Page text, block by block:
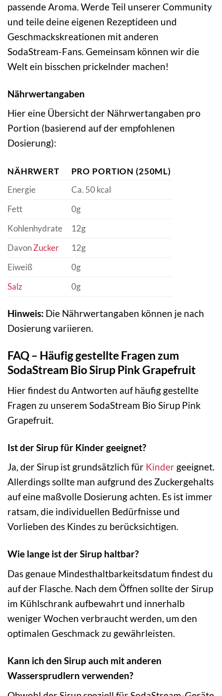
passende Aroma. Werde Teil unserer Community
und teile deine eigenen Rezeptideen und
Geschmackskreationen mit anderen
SodaStream-Fans. Gemeinsam können wir die
Welt ein bisschen prickelnder machen!
Nährwertangaben
Hier eine Übersicht der Nährwertangaben pro
Portion (basierend auf der empfohlenen
Dosierung):
NÄHRWERT
PRO PORTION (250ML)
Energie
Ca. 50 kcal
Fett
0g
Kohlenhydrate
12g
DavonZucker
12g
Eiweiß
0g
Salz
0g
Hinweis: Die Nährwertangaben können je nach
Dosierung variieren.
FAQ – Häufig gestellte Fragen zum
SodaStream Bio Sirup Pink Grapefruit
Hier findest du Antworten auf häufig gestellte
Fragen zu unserem SodaStream Bio Sirup Pink
Grapefruit.
Ist der Sirup für Kinder geeignet?
Ja, der Sirup ist grundsätzlich für Kinder geeignet.
Allerdings sollte man aufgrund des Zuckergehalts
auf eine maßvolle Dosierung achten. Es ist immer
ratsam, die individuellen Bedürfnisse und
Vorlieben des Kindes zu berücksichtigen.
Wie lange ist der Sirup haltbar?
Das genaue Mindesthaltbarkeitsdatum findest du
auf der Flasche. Nach dem Öffnen sollte der Sirup
im Kühlschrank aufbewahrt und innerhalb
weniger Wochen verbraucht werden, um den
optimalen Geschmack zu gewährleisten.
Kann ich den Sirup auch mit anderen
Wassersprudlern verwenden?